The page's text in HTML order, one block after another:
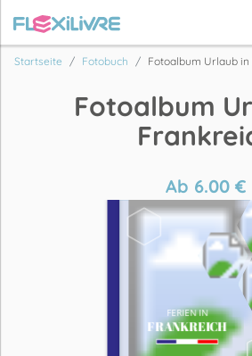
Startseite Fotobuch Fotoalbum Urlaub
Fotoalbum
Ab 6.00 €